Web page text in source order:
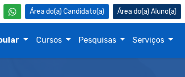
Candidato(a) Aluno(a)
Cursos Pesquisas Serviços